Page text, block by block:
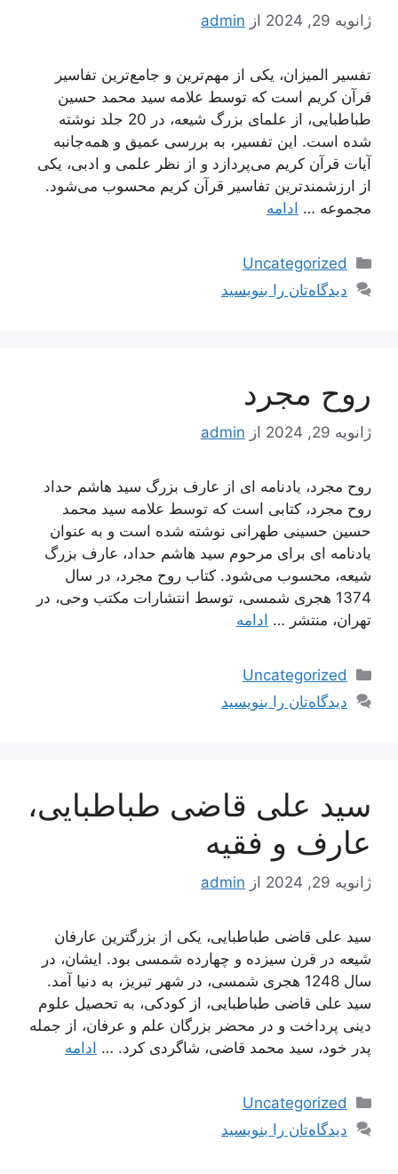
ژانویه 29, 2024 از admin
تفسیر المیزان، یکی از مهم‌ترین و جامع‌ترین تفاسیر
قرآن کریم است که توسط علامه سید محمد حسین
طباطبایی، از علمای بزرگ شیعه، در 20 جلد نوشته
شده است. این تفسیر، به بررسی عمیق و همه‌جانبه
آیات قرآن کریم می‌پردازد و از نظر علمی و ادبی، یکی
از ارزشمندترین تفاسیر قرآن کریم محسوب می‌شود.
مجموعه … ادامه
دسته‌ها
Uncategorized
دیدگاه‌تان را بنویسید
روح مجرد
ژانویه 29, 2024 از admin
روح مجرد، یادنامه ای از عارف بزرگ سید هاشم حداد
روح مجرد، کتابی است که توسط علامه سید محمد
حسین حسینی طهرانی نوشته شده است و به عنوان
یادنامه ای برای مرحوم سید هاشم حداد، عارف بزرگ
شیعه، محسوب می‌شود. کتاب روح مجرد، در سال
1374 هجری شمسی، توسط انتشارات مکتب وحی، در
تهران، منتشر … ادامه
دسته‌ها
Uncategorized
دیدگاه‌تان را بنویسید
سید علی قاضی طباطبایی،
عارف و فقیه
ژانویه 29, 2024 از admin
سید علی قاضی طباطبایی، یکی از بزرگترین عارفان
شیعه در قرن سیزده و چهارده شمسی بود. ایشان، در
سال 1248 هجری شمسی، در شهر تبریز، به دنیا آمد.
سید علی قاضی طباطبایی، از کودکی، به تحصیل علوم
دینی پرداخت و در محضر بزرگان علم و عرفان، از جمله
پدر خود، سید محمد قاضی، شاگردی کرد. … ادامه
دسته‌ها
Uncategorized
دیدگاه‌تان را بنویسید